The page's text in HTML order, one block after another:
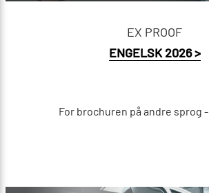
EX PROOF
ENGELSK 2026 >
For brochuren på andre sprog -